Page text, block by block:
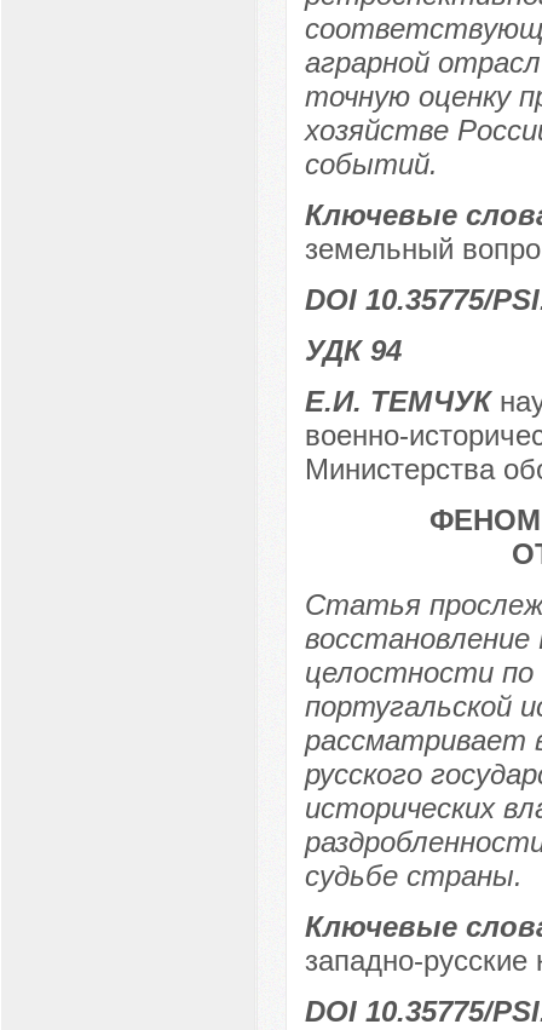
аграрной
точную оценку
хозяйстве
событий.
Ключевые
земельный
DOI 10.35775/
УДК 94
Е.И. ТЕМЧУК
военно-
Министерства
Статья
восстановление
целостности по
португальской
рассматривает
русского
исторических
судьбе страны.
Ключевые
западно-
DOI 10.35775/